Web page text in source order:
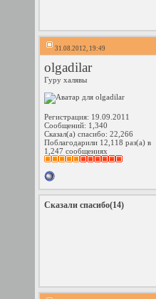
31.08.2012, 19:49
olgadilar
Гуру халявы
Регистрация: 19.09.2011
Сообщений: 1,340
Сказал(а) спасибо: 22,266
Поблагодарили 12,118 раз(а) в
1,247 сообщениях
Сказали спасибо(14)